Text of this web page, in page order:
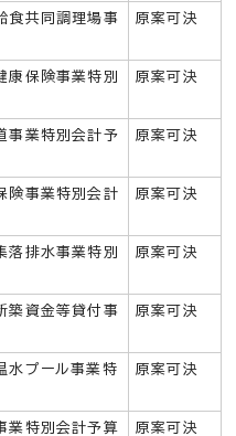
食共同調理場事
原案可決
保険事業特別
原案可決
事業特別会計予
原案可決
険事業特別会計
原案可決
排水事業特別
原案可決
築資金等貸付事
原案可決
水プール事業特
原案可決
業特別会計予算 原案可決